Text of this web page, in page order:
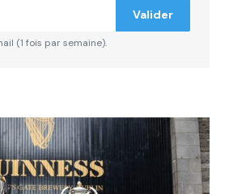
Valider
(1 fois par semaine).